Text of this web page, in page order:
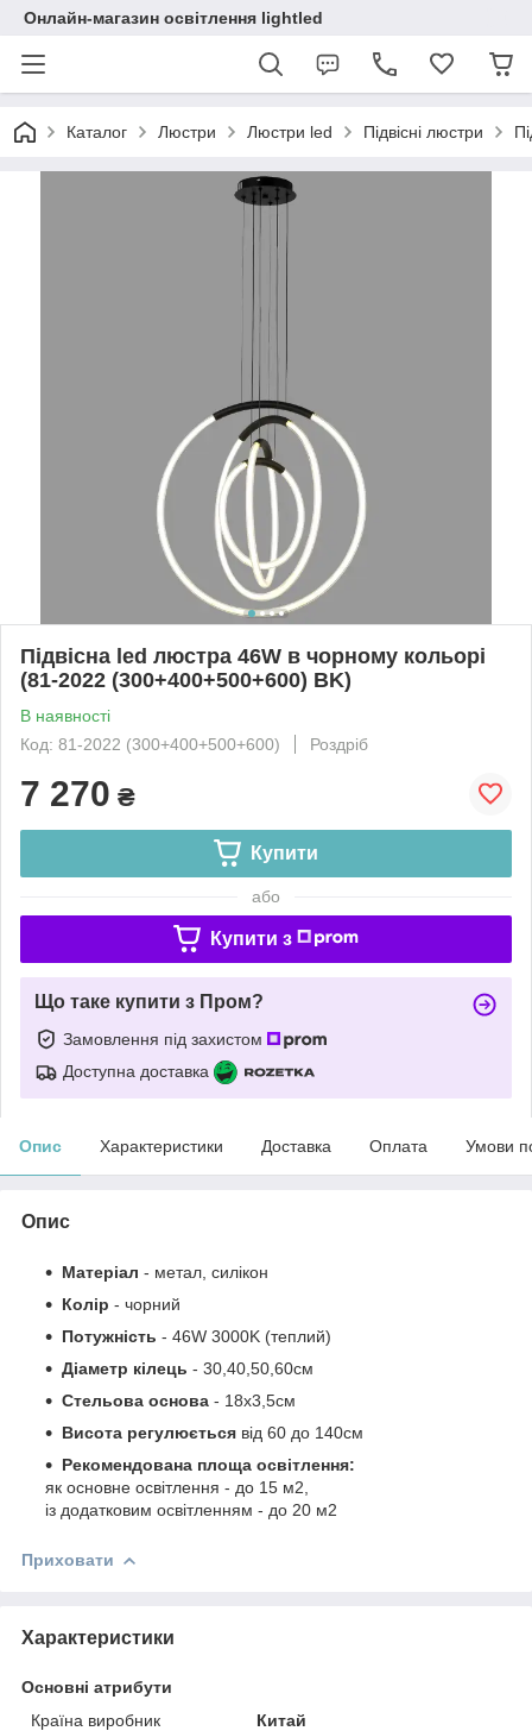
Онлайн-магазин освітлення lightled
Каталог Люстри Люстри led Підвісні люстри
Підвісна led люстра 46W в чорному кольорі
(81-2022 (300+400+500+600) BK)
В наявності
Код: 81-2022 (300+400+500+600)
Роздріб
7 270 ₴
Купити
або
Купити з
Що таке купити з Пром?
Замовлення під захистом
Доступна доставка
Опис Характеристики Доставка Оплата Умови
Опис
Матеріал - метал, силікон
Колір - чорний
Потужність - 46W 3000K (теплий)
Діаметр кілець - 30,40,50,60см
Стельова основа - 18х3,5см
Висота регулюється від 60 до 140см
Рекомендована площа освітлення:
як основне освітлення - до 15 м2,
із додатковим освітленням - до 20 м2
Приховати
Характеристики
Основні атрибути
Країна виробник
Китай